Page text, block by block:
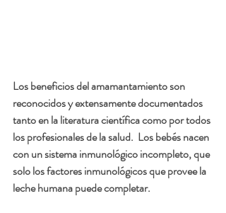
Los beneficios del amamantamiento son
reconocidos y extensamente documentados
tanto en la literatura científica como por todos
los profesionales de la salud.  Los bebés nacen
con un sistema inmunológico incompleto, que
solo los factores inmunológicos que provee la
leche humana puede completar.